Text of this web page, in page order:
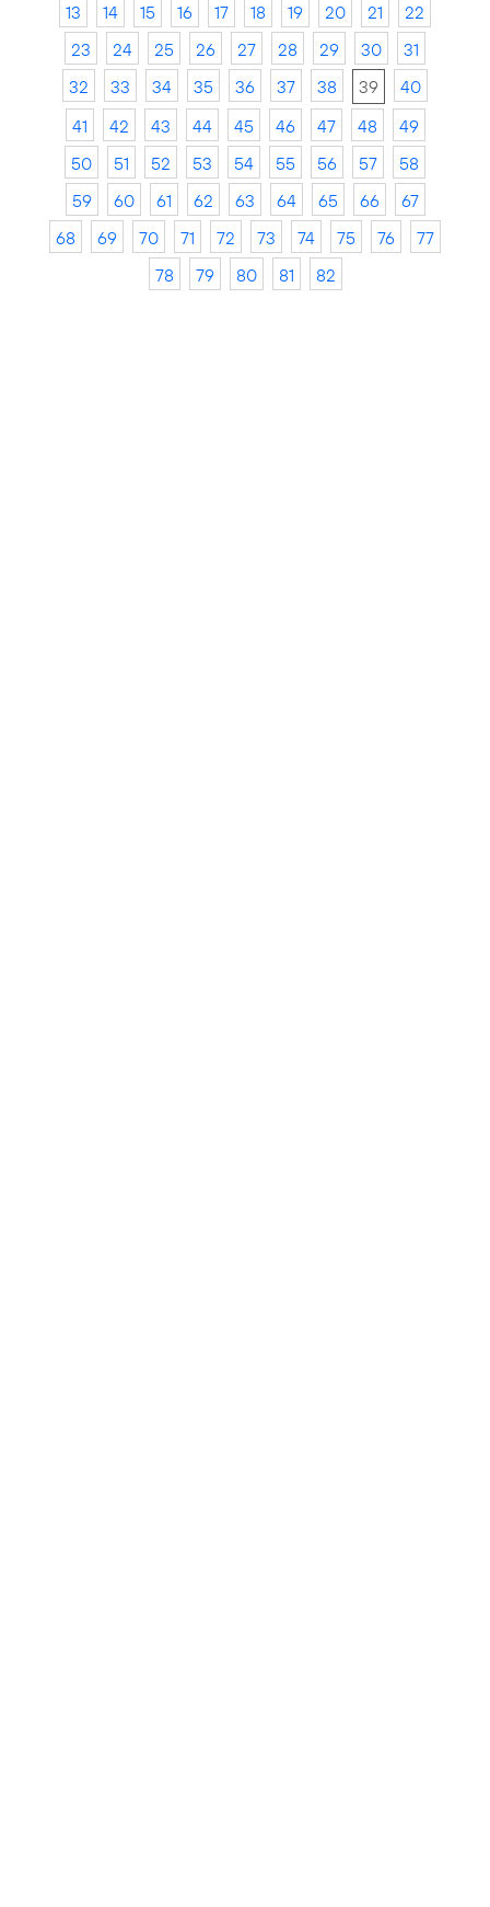
13
14 15 16 17 18 19 20 21
22
23
24 25 26 27 28 29 30
31
32
33 34 35 36 37 38 39
40
41
42 43 44 45 46 47 48
49
50
51 52 53 54 55 56 57
58
59
60 61 62 63 64 65 66
67
68
69 70 71 72 73 74 75 76
77
78
79 80 81 82